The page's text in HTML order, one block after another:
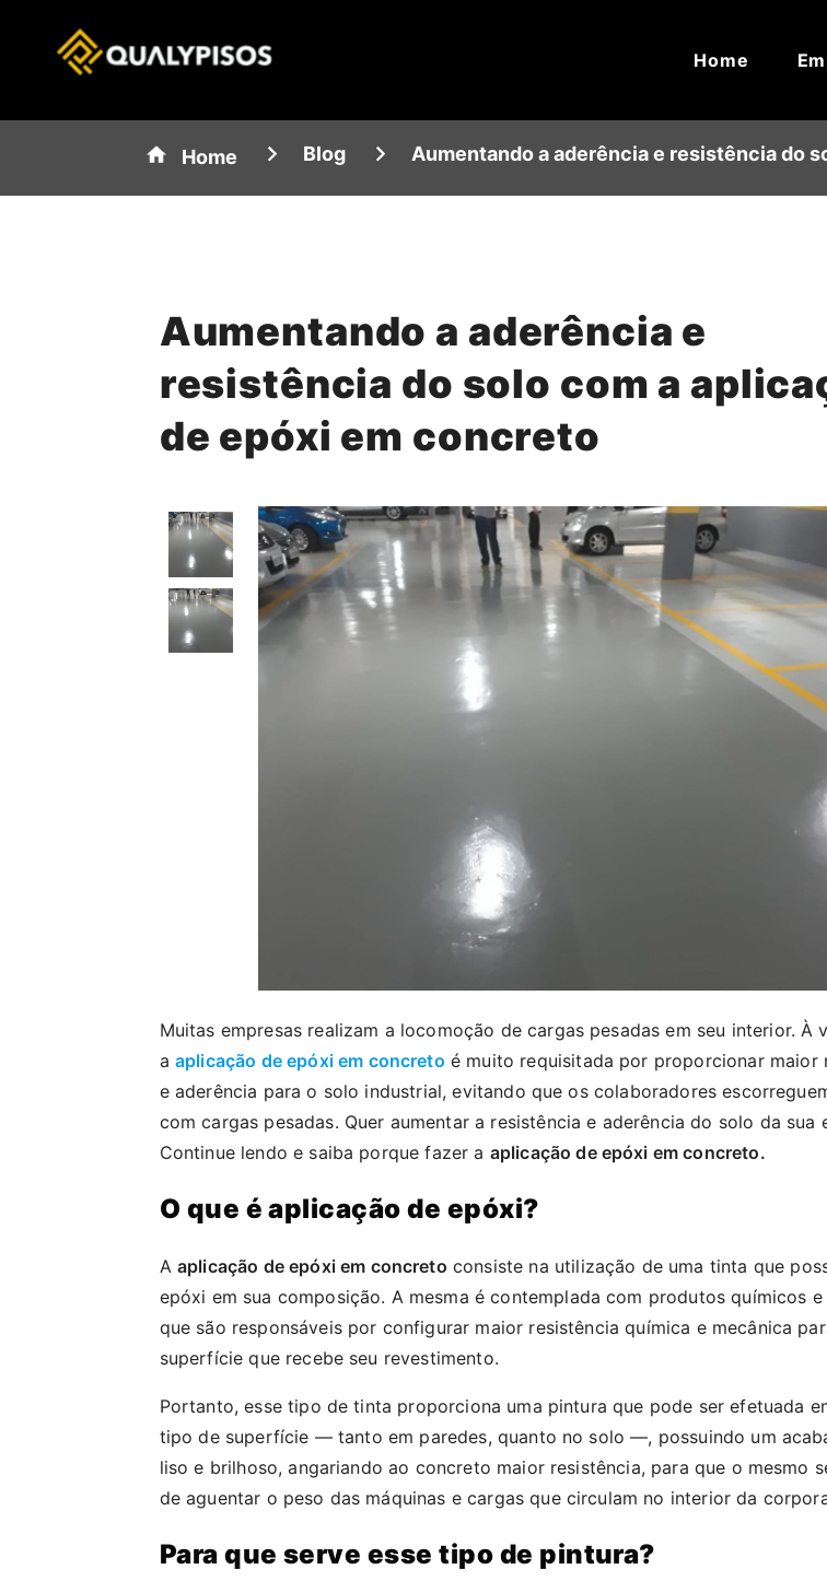
Home
Home Blog Aumentando a aderência e resistência do
Aumentando a aderência e
resistência do solo com a
de epóxi em concreto
Muitas empresas realizam a locomoção de cargas pesadas em seu interior. À
a aplicação de epóxi em concreto é muito requisitada por proporcionar maior
e aderência para o solo industrial, evitando que os colaboradores
com cargas pesadas. Quer aumentar a resistência e aderência do solo da sua
Continue lendo e saiba porque fazer a aplicação de epóxi em concreto.
O que é aplicação de epóxi?
A aplicação de epóxi em concreto consiste na utilização de uma tinta que
epóxi em sua composição. A mesma é contemplada com produtos químicos e
que são responsáveis por configurar maior resistência química e mecânica
superfície que recebe seu revestimento.
Portanto, esse tipo de tinta proporciona uma pintura que pode ser efetuada
tipo de superfície — tanto em paredes, quanto no solo —, possuindo um
liso e brilhoso, angariando ao concreto maior resistência, para que o mesmo
de aguentar o peso das máquinas e cargas que circulam no interior da
Para que serve esse tipo de pintura?